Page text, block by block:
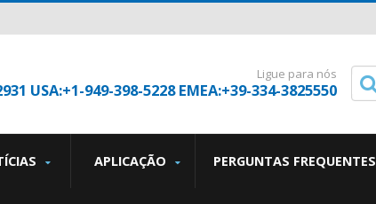
Ligue para nós
USA:+1-949-398-5228 EMEA:+39-334-3825550
APLICAÇÃO PERGUNTAS FREQUENTES